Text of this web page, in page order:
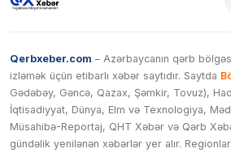
Qerbxeber.com – Azərbaycanın qərb
izləmək üçün etibarlı xəbər saytıdır. Saytda
Gədəbəy, Gəncə, Qazax, Şəmkir, Tovuz),
İqtisadiyyat, Dünya, Elm və Texnologiya,
Müsahibə-Reportaj, QHT Xəbər və Qərb
gündəlik yenilənən xəbərlər yer alır.